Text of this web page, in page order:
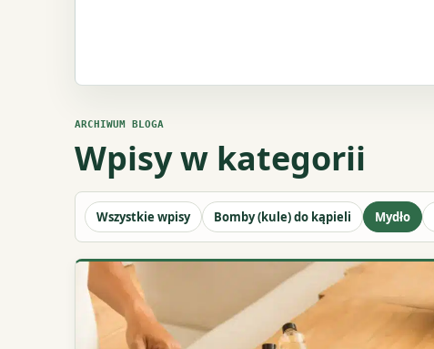
ARCHIWUM BLOGA
Wpisy w kategorii
Wszystkie wpisy Bomby (kule) do kąpieli Mydło